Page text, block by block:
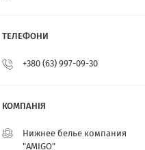
+380 (63) 997-09-30
Нижнее белье компания
"AMIGO"